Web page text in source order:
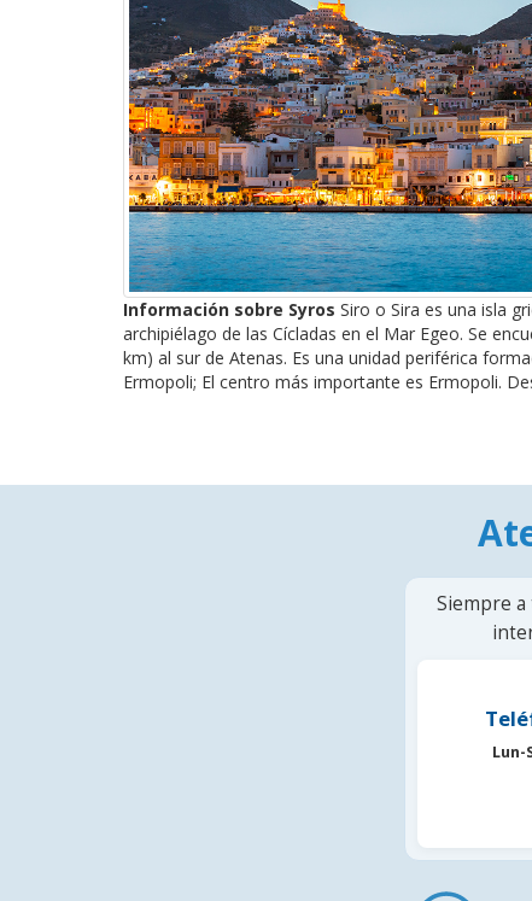
Información sobre Syros Siro o Sira es una isla
archipiélago de las Cícladas en el Mar Egeo. Se
km) al sur de Atenas. Es una unidad periférica
Ermopoli; El centro más importante es Ermopoli.
Siempre a
Lun-